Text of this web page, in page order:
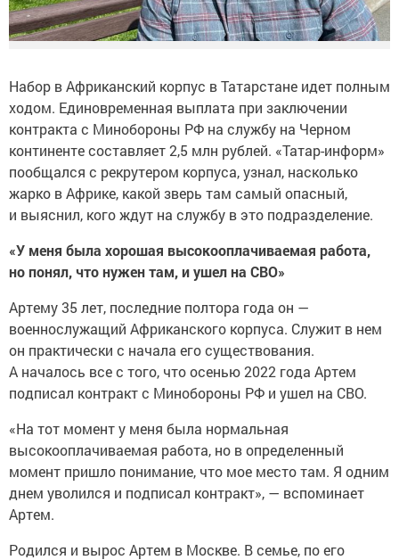
Набор в Африканский корпус в Татарстане идет полным
ходом. Единовременная выплата при заключении
контракта с Минобороны РФ на службу на Черном
континенте составляет 2,5 млн рублей. «Татар-информ»
пообщался с рекрутером корпуса, узнал, насколько
жарко в Африке, какой зверь там самый опасный,
и выяснил, кого ждут на службу в это подразделение.
«У меня была хорошая высокооплачиваемая работа,
но понял, что нужен там, и ушел на СВО»
Артему 35 лет, последние полтора года он —
военнослужащий Африканского корпуса. Служит в нем
он практически с начала его существования.
А началось все с того, что осенью 2022 года Артем
подписал контракт с Минобороны РФ и ушел на СВО.
«На тот момент у меня была нормальная
высокооплачиваемая работа, но в определенный
момент пришло понимание, что мое место там. Я одним
днем уволился и подписал контракт», — вспоминает
Артем.
Родился и вырос Артем в Москве. В семье, по его